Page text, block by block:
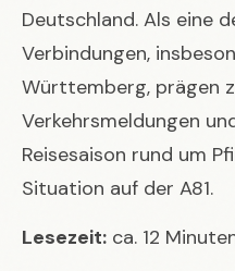
Deutschland. Als eine
Verbindungen,
Württemberg, prägen
Verkehrsmeldungen
Reisesaison rund um
Situation auf der A81.
Lesezeit: ca. 12